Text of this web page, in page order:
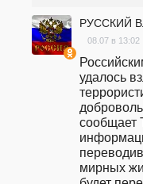
РУССКИЙ
08.07 в 13:02
удалось
сообщает
мирных